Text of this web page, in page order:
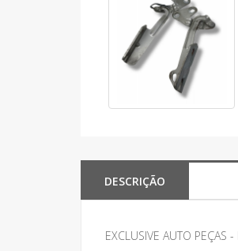
DESCRIÇÃO
EXCLUSIVE AUTO PEÇAS -